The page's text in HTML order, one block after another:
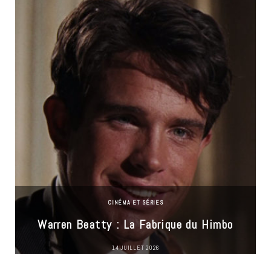
CINÉMA ET SÉRIES
Warren Beatty : La Fabrique du Himbo
14 JUILLET 2026